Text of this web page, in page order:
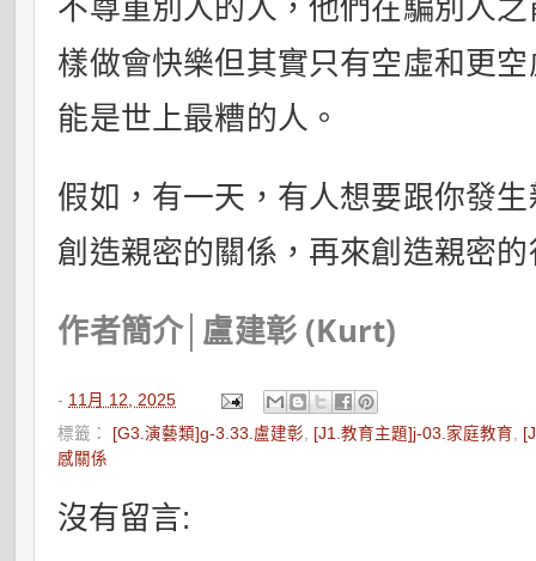
樣做會快樂但其實只有空虛和更
能是世上最糟的人。
假如，有一天，有人想要跟你發
創造親密的關係，再來創造親密
作者簡介│盧建彰 (Kurt)
- 11月 12, 2025
標籤： [G3.演藝類]g-3.33.盧建彰 [J1.教育主題]j-03.家庭教育
感關係
沒有留言: